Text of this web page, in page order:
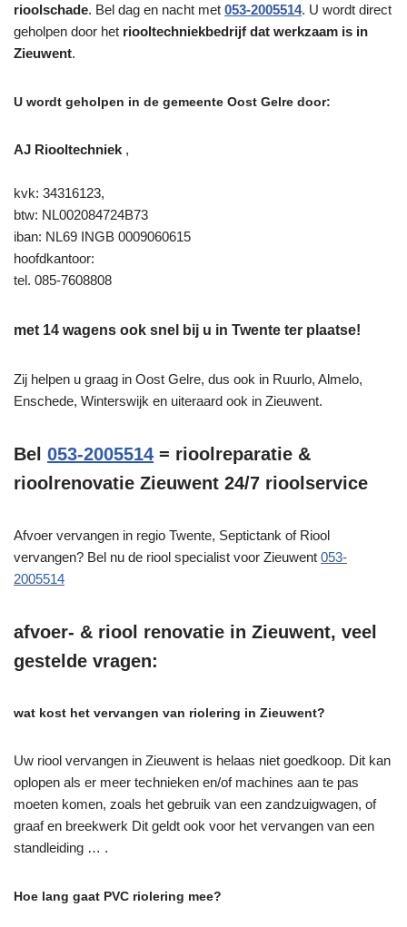
rioolschade. Bel dag en nacht met 053-2005514. U wordt direct
geholpen door het riooltechniekbedrijf dat werkzaam is in
Zieuwent.
U wordt geholpen in de gemeente Oost Gelre door:
AJ Riooltechniek ,
kvk: 34316123,
btw: NL002084724B73
iban: NL69 INGB 0009060615
hoofdkantoor:
tel. 085-7608808
met 14 wagens ook snel bij u in Twente ter plaatse!
Zij helpen u graag in Oost Gelre, dus ook in Ruurlo, Almelo,
Enschede, Winterswijk en uiteraard ook in Zieuwent.
Bel 053-2005514 = rioolreparatie &
rioolrenovatie Zieuwent 24/7 rioolservice
Afvoer vervangen in regio Twente, Septictank of Riool
vervangen? Bel nu de riool specialist voor Zieuwent 053-
2005514
afvoer- & riool renovatie in Zieuwent, veel
gestelde vragen:
wat kost het vervangen van riolering in Zieuwent?
Uw riool vervangen in Zieuwent is helaas niet goedkoop. Dit kan
oplopen als er meer technieken en/of machines aan te pas
moeten komen, zoals het gebruik van een zandzuigwagen, of
graaf en breekwerk Dit geldt ook voor het vervangen van een
standleiding … .
Hoe lang gaat PVC riolering mee?